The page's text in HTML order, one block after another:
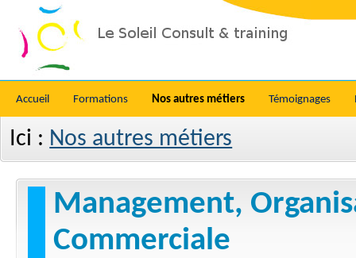
Accueil Formations Nos autres métiers Témoignages
Ici : Nos autres métiers
Management,
Commerciale